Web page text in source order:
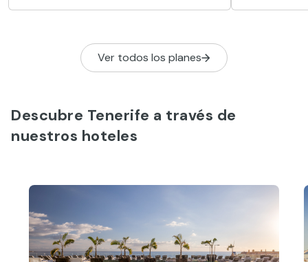
Lagunera, con el Teide como telón de
guanches
Ver todos los planes
Descubre Tenerife a través de
nuestros hoteles